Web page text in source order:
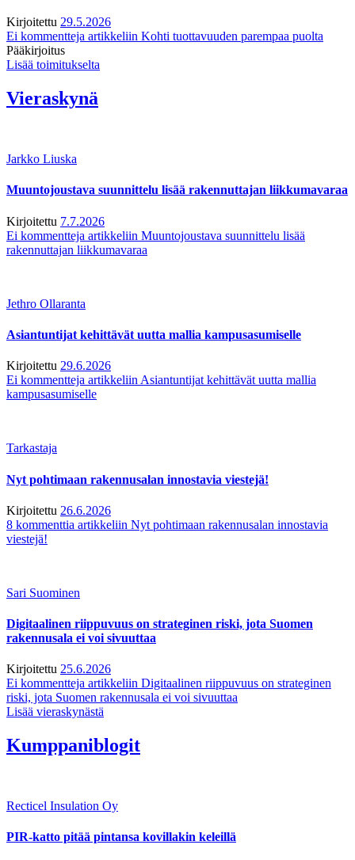
Kirjoitettu 29.5.2026
Ei kommentteja artikkeliin Kohti tuottavuuden parempaa puolta
Pääkirjoitus
Lisää toimitukselta
Vieraskynä
Jarkko Liuska
Muuntojoustava suunnittelu lisää rakennuttajan liikkumavaraa
Kirjoitettu 7.7.2026
Ei kommentteja artikkeliin Muuntojoustava suunnittelu lisää
rakennuttajan liikkumavaraa
Jethro Ollaranta
Asiantuntijat kehittävät uutta mallia kampusasumiselle
Kirjoitettu 29.6.2026
Ei kommentteja artikkeliin Asiantuntijat kehittävät uutta mallia
kampusasumiselle
Tarkastaja
Nyt pohtimaan rakennusalan innostavia viestejä!
Kirjoitettu 26.6.2026
8 kommenttia artikkeliin Nyt pohtimaan rakennusalan innostavia
viestejä!
Sari Suominen
Digitaalinen riippuvuus on strateginen riski, jota Suomen
rakennusala ei voi sivuuttaa
Kirjoitettu 25.6.2026
Ei kommentteja artikkeliin Digitaalinen riippuvuus on strateginen
riski, jota Suomen rakennusala ei voi sivuuttaa
Lisää vieraskynästä
Kumppaniblogit
Recticel Insulation Oy
PIR-katto pitää pintansa kovillakin keleillä